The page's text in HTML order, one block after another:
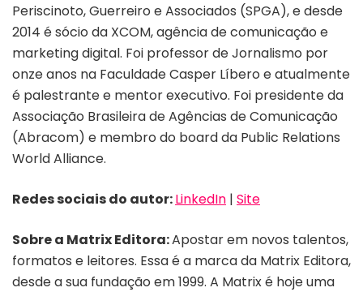
Periscinoto, Guerreiro e Associados (SPGA), e desde
2014 é sócio da XCOM, agência de comunicação e
marketing digital. Foi professor de Jornalismo por
onze anos na Faculdade Casper Líbero e atualmente
é palestrante e mentor executivo. Foi presidente da
Associação Brasileira de Agências de Comunicação
(Abracom) e membro do board da Public Relations
World Alliance.
Redes sociais do autor:LinkedIn | Site
Sobre a Matrix Editora:Apostar em novos talentos,
formatos e leitores. Essa é a marca da Matrix Editora,
desde a sua fundação em 1999. A Matrix é hoje uma